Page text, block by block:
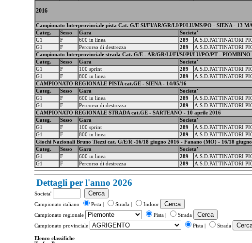
2016
Campionato Interprovinciale pista Cat. G/E SI/FI/AR/GR/LI/PI/LU/MS/PO - SIENA - 13
Categ.
Sesso Gara Societa'
G1
F 600 in linea 289 A.S.D.PATTINATORI
G1
F Percorso di destrezza 289 A.S.D.PATTINATORI
Campionato Interprovinciale strada Cat. G/E - AR/GR/LI/FI/SI/PI/LU/PO/PT -
Categ.
Sesso Gara Societa'
G1
F 100 sprint 289 A.S.D.PATTINATORI
G1
F 800 in linea 289 A.S.D.PATTINATORI
CAMPIONATO REGIONALE PISTA cat.GE - SIENA - 14/05/16
Categ.
Sesso Gara Societa'
G1
F 600 in linea 289 A.S.D.PATTINATORI
G1
F Percorso di destrezza 289 A.S.D.PATTINATORI
CAMPIONATO REGIONALE STRADA cat.GE - SARTEANO - 10 aprile 2016
Categ.
Sesso Gara Societa'
G1
F 100 sprint 289 A.S.D.PATTINATORI
G1
F 800 in linea 289 A.S.D.PATTINATORI
Giochi Nazionali Bruno Tiezzi cat. G/E/R -16/18 giugno 2016 - Fanano (MO) - 16/18
Categ.
Sesso Gara Societa'
G1
F 600 in linea 289 A.S.D.PATTINATORI
G1
F Percorso di destrezza 289 A.S.D.PATTINATORI
Dettagli per l'anno 2026
Societa'
Campionato italiano
Pista | Strada |
Indoor
Campionato regionale
Pista |
Strada
Campionato provinciale
Pista | Strada
Elenco classifiche